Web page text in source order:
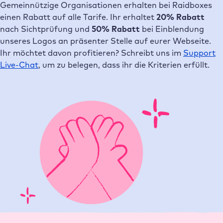
Gemeinnützige Organisationen erhalten bei Raidboxes
einen Rabatt auf alle Tarife. Ihr erhaltet 20% Rabatt
nach Sichtprüfung und 50% Rabatt bei Einblendung
unseres Logos an präsenter Stelle auf eurer Webseite.
Ihr möchtet davon profitieren? Schreibt uns im Support
Live-Chat, um zu belegen, dass ihr die Kriterien erfüllt.